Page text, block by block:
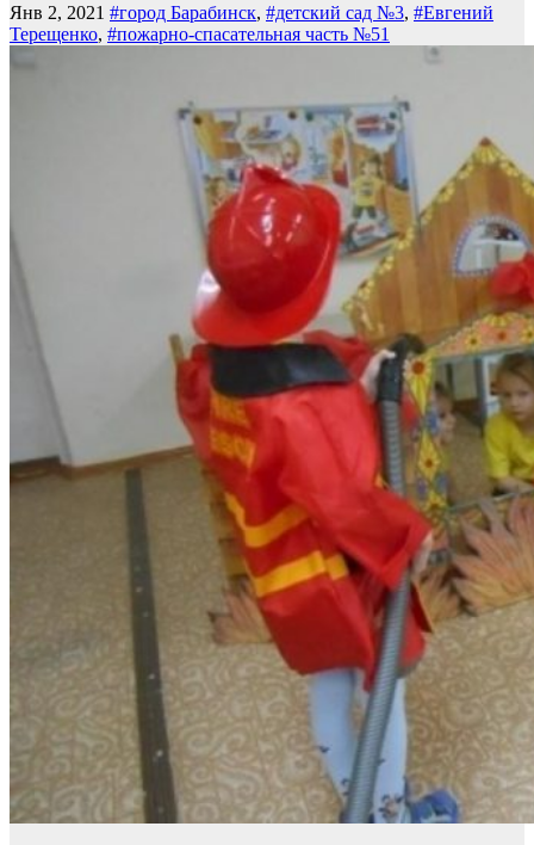
Янв 2, 2021 #город Барабинск, #детский сад №3, #Евгений
Терещенко, #пожарно-спасательная часть №51